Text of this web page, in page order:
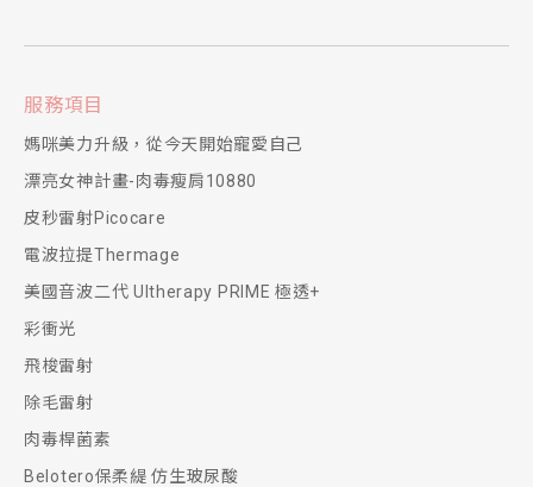
服務項目
媽咪美力升級，從今天開始寵愛自己
漂亮女神計畫-肉毒瘦肩10880
皮秒雷射Picocare
電波拉提Thermage
美國音波二代 Ultherapy PRIME 極透+
彩衝光
飛梭雷射
除毛雷射
肉毒桿菌素
Belotero保柔緹 仿生玻尿酸